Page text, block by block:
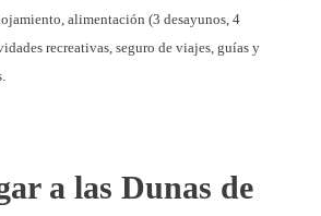
alimentación (3 desayunos, 4
recreativas, seguro de viajes, guías y
a las Dunas de